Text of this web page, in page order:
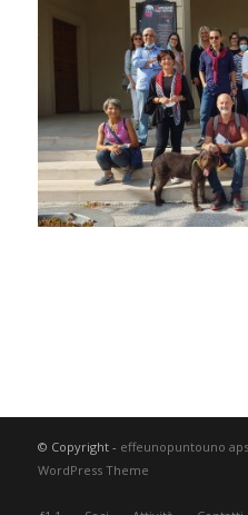
© Copyright - effeunopuntouno
WordPress Theme